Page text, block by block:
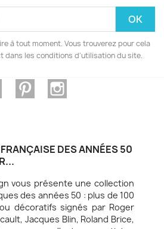
à tout moment. Vous trouverez pour cela
dans les conditions d'utilisation du site.
FacebookPinterest
DES ANNÉES 50
vous présente une collection
des années 50 : plus de 100
décoratifs signés par Roger
Jacques Blin, Roland Brice,